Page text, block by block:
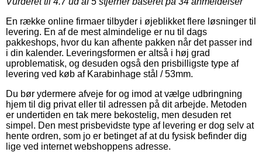
En række online firmaer tilbyder i øjeblikket flere løsninger til
levering. En af de mest almindelige er nu til dags
pakkeshops, hvor du kan afhente pakken når det passer ind
i din kalender. Leveringsformen er altså i høj grad
uproblematisk, og desuden også den prisbilligste type af
levering ved køb af Karabinhage stål / 53mm.
Du bør ydermere afveje for og imod at vælge udbringning
hjem til dig privat eller til adressen på dit arbejde. Metoden
er undertiden en tak mere bekostelig, men desuden ret
simpel. Den mest prisbevidste type af levering er dog selv at
hente ordren, som jo er betinget af at du fysisk befinder dig
lige ved internet webshoppens adresse.